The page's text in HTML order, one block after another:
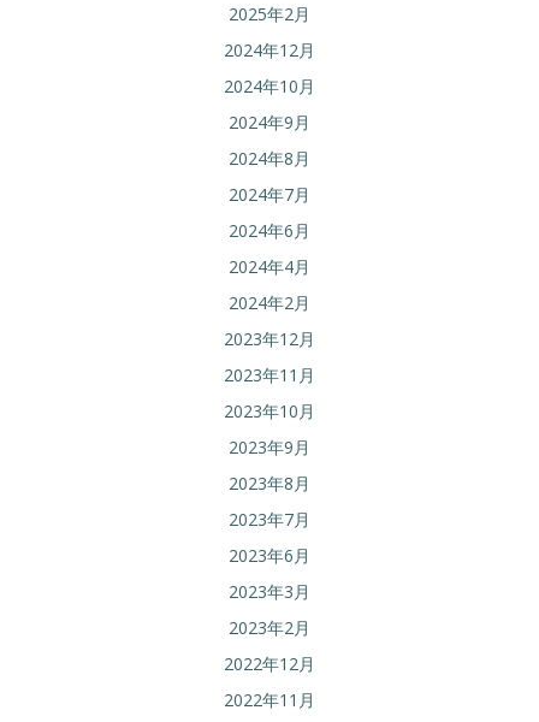
2025年2月
2024年12月
2024年10月
2024年9月
2024年8月
2024年7月
2024年6月
2024年4月
2024年2月
2023年12月
2023年11月
2023年10月
2023年9月
2023年8月
2023年7月
2023年6月
2023年3月
2023年2月
2022年12月
2022年11月